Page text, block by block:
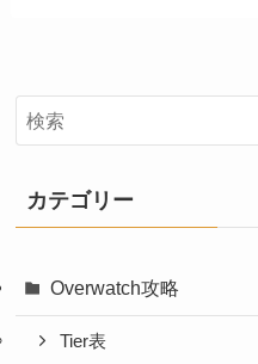
カテゴリー
Overwatch攻略
Tier表